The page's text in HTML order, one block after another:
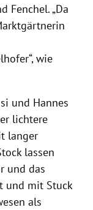
Fenchel. „Da
wie
und Hannes
lichtere
langer
lassen
und das
und mit Stuck
als